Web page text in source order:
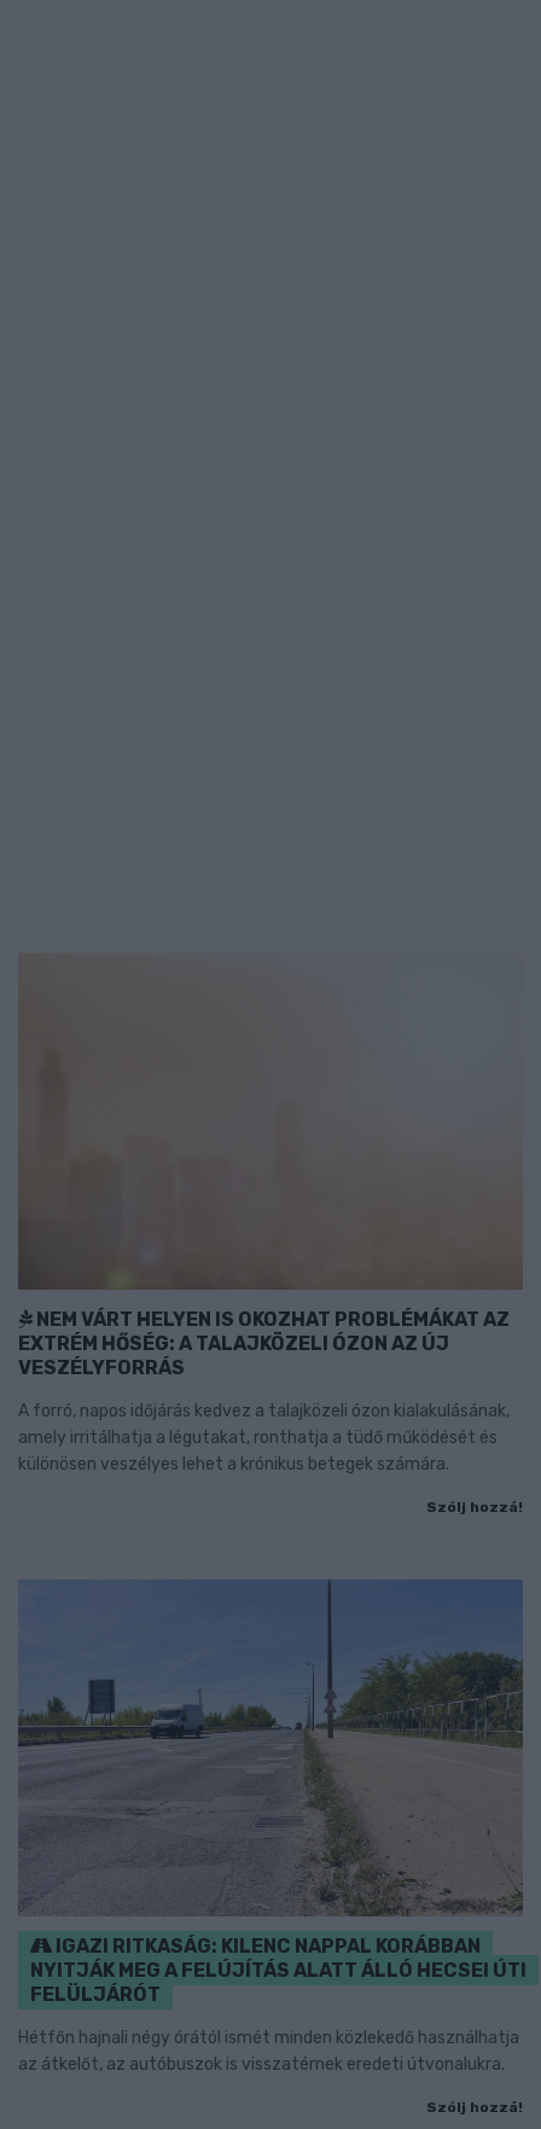
NEM VÁRT HELYEN IS OKOZHAT PROBLÉMÁKAT AZ
EXTRÉM HŐSÉG: A TALAJKÖZELI ÓZON AZ ÚJ
VESZÉLYFORRÁS
A forró, napos időjárás kedvez a talajközeli ózon kialakulásának,
amely irritálhatja a légutakat, ronthatja a tüdő működését és
különösen veszélyes lehet a krónikus betegek számára.
Szólj hozzá!
IGAZI RITKASÁG: KILENC NAPPAL KORÁBBAN
NYITJÁK MEG A FELÚJÍTÁS ALATT ÁLLÓ HECSEI ÚTI
FELÜLJÁRÓT
Hétfőn hajnali négy órától ismét minden közlekedő használhatja
az átkelőt, az autóbuszok is visszatérnek eredeti útvonalukra.
Szólj hozzá!